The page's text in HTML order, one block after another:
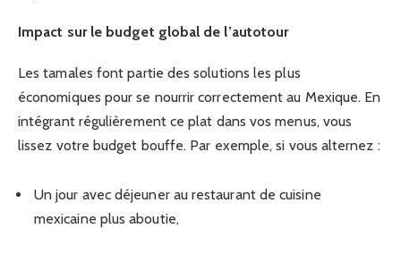
Impact sur le budget global de l’autotour
Les tamales font partie des solutions les plus
économiques pour se nourrir correctement au Mexique. En
intégrant régulièrement ce plat dans vos menus, vous
lissez votre budget bouffe. Par exemple, si vous alternez :
Un jour avec déjeuner au restaurant de cuisine
mexicaine plus aboutie,